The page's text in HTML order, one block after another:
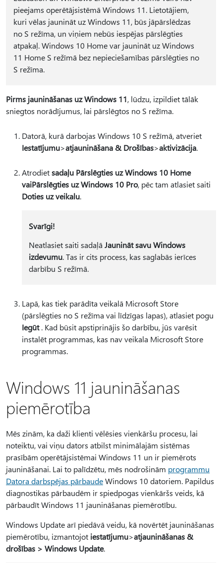
pieejams operētājsistēmā Windows 11. Lietotājiem,
kuri vēlas jaunināt uz Windows 11, būs jāpārslēdzas
no S režīma, un viņiem nebūs iespējas pārslēgties
atpakaļ. Windows 10 Home var jaunināt uz Windows
11 Home S režīmā bez nepieciešamības pārslēgties no
S režīma.
Pirms jaunināšanas uz Windows 11, lūdzu, izpildiet tālāk
sniegtos norādījumus, lai pārslēgtos no S režīma.
Datorā, kurā darbojas Windows 10 S režīmā, atveriet
Iestatījumu>atjaunināšana & Drošības>aktivizācija.
Atrodietsadaļu Pārslēgties uz Windows 10 Home
vaiPārslēgties uz Windows 10 Pro, pēc tam atlasiet saiti
Doties uz veikalu.
Svarīgi!
Neatlasiet saiti sadaļā Jaunināt savu Windows
izdevumu. Tas ir cits process, kas saglabās ierīces
darbību S režīmā.
Lapā, kas tiek parādīta veikalā Microsoft Store
(pārslēgties no S režīma vai līdzīgas lapas), atlasiet pogu
Iegūt. Kad būsit apstiprinājis šo darbību, jūs varēsit
instalēt programmas, kas nav veikala Microsoft Store
programmas.
Windows 11 jaunināšanas
piemērotība
Mēs zinām, ka daži klienti vēlēsies vienkāršu procesu, lai
noteiktu, vai viņu dators atbilst minimālajām sistēmas
prasībām operētājsistēmai Windows 11 un ir piemērots
jaunināšanai. Lai to palīdzētu, mēs nodrošinām programmu
Datora darbspējas pārbaudeWindows 10 datoriem. Papildus
diagnostikas pārbaudēm ir spiedpogas vienkāršs veids, kā
pārbaudīt Windows 11 jaunināšanas piemērotību.
Windows Update arī piedāvā veidu, kā novērtēt jaunināšanas
piemērotību, izmantojot iestatījumu>atjaunināšanas &
drošības > Windows Update.